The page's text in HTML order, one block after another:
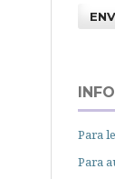
Para
Para